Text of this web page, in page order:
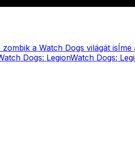
zombik a Watch Dogs világát isÍme
Dogs: LegionWatch Dogs: